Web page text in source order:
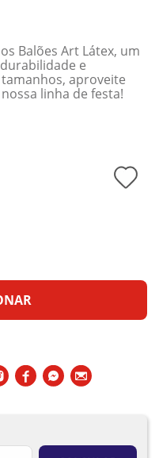
Balões Art Látex, um
e
aproveite
linha de festa!